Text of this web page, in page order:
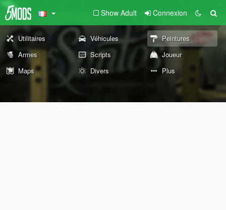
Show Adult Connexion
Utilitaires Véhicules
Peintures
Armes
Scripts
Joueur
Maps
Divers Plus